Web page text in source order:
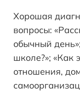
Хорошая
вопросы:
обычный
школе?»; «Как
отношения,